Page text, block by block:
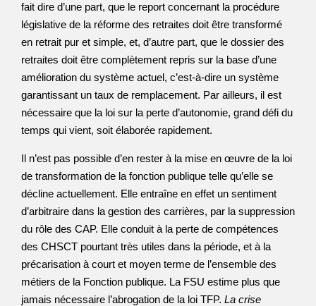
fait dire d’une part, que le report concernant la procédure
législative de la réforme des retraites doit être transformé
en retrait pur et simple, et, d’autre part, que le dossier des
retraites doit être complètement repris sur la base d’une
amélioration du système actuel, c’est-à-dire un système
garantissant un taux de remplacement. Par ailleurs, il est
nécessaire que la loi sur la perte d’autonomie, grand défi du
temps qui vient, soit élaborée rapidement.
Il n’est pas possible d’en rester à la mise en œuvre de la loi
de transformation de la fonction publique telle qu’elle se
décline actuellement. Elle entraîne en effet un sentiment
d’arbitraire dans la gestion des carrières, par la suppression
du rôle des CAP. Elle conduit à la perte de compétences
des CHSCT pourtant très utiles dans la période, et à la
précarisation à court et moyen terme de l’ensemble des
métiers de la Fonction publique. La FSU estime plus que
jamais nécessaire l’abrogation de la loi TFP. La crise